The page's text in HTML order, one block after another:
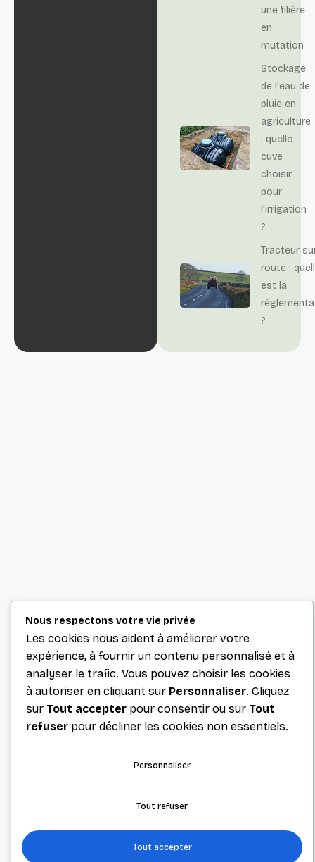
une filière
en
mutation
Stockage
de l'eau de
pluie en
agriculture
: quelle
cuve
choisir
pour
l'irrigation
?
Tracteur
route :
est la
?
Nous respectons votre vie privée
Les cookies nous aident à améliorer votre
expérience, à fournir un contenu personnalisé et à
analyser le trafic. Vous pouvez choisir les cookies
à autoriser en cliquant sur Personnaliser. Cliquez
sur Tout accepter pour consentir ou sur Tout
refuser pour décliner les cookies non essentiels.
Personnaliser
Tout refuser
Tout accepter